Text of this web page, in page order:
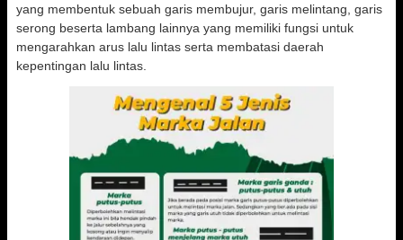
yang membentuk sebuah garis membujur, garis melintang, garis
serong beserta lambang lainnya yang memiliki fungsi untuk
mengarahkan arus lalu lintas serta membatasi daerah
kepentingan lalu lintas.